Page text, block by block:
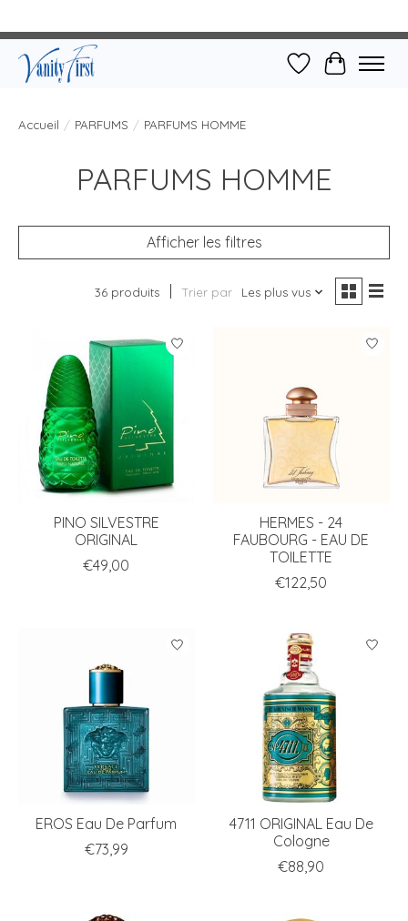
Liste dePanier
Accueil / PARFUMS / PARFUMS HOMME
PARFUMS HOMME
Afficher les filtres
36 produits Trier par Les plus vus
PINO SILVESTRE
ORIGINAL
€49,00
HERMES - 24
FAUBOURG - EAU DE
TOILETTE
€122,50
EROS Eau De Parfum
€73,99
4711 ORIGINAL Eau De
Cologne
€88,90